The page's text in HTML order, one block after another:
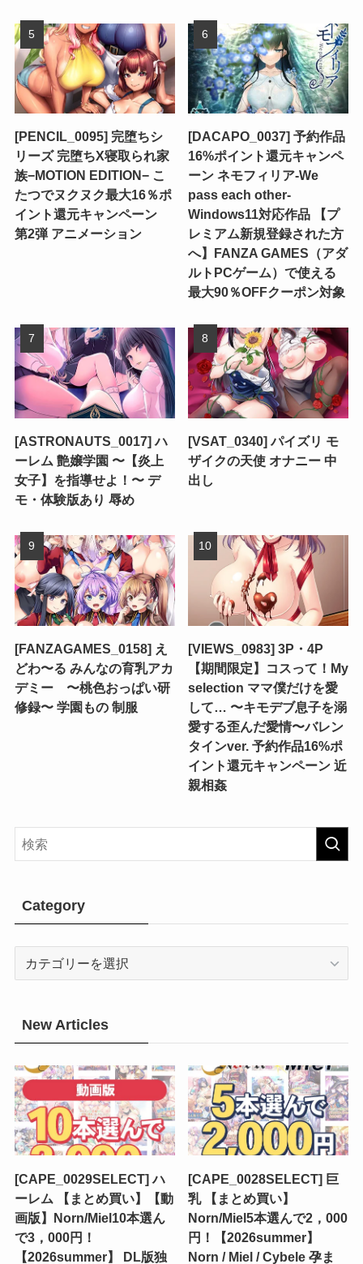
[PENCIL_0095] 完堕ちシ
リーズ 完堕ちX寝取られ家
族−MOTION EDITION− こ
たつでヌクヌク最大16％ポ
イント還元キャンペーン
第2弾 アニメーション
[DACAPO_0037] 予約作品
16%ポイント還元キャンペ
ーン ネモフィリア-We
pass each other-
Windows11対応作品 【プ
レミアム新規登録された方
へ】FANZA GAMES（アダ
ルトPCゲーム）で使える
最大90％OFFクーポン対象
[ASTRONAUTS_0017] ハ
ーレム 艶嬢学園 〜【炎上
女子】を指導せよ！〜 デ
モ・体験版あり 辱め
[VSAT_0340] パイズリ モ
ザイクの天使 オナニー 中
出し
[FANZAGAMES_0158] え
どわ〜る みんなの育乳アカ
デミー 〜桃色おっぱい研
修録〜 学園もの 制服
[VIEWS_0983] 3P・4P
【期間限定】コスって！My
selection ママ僕だけを愛
して… 〜キモデブ息子を溺
愛する歪んだ愛情〜バレン
タインver. 予約作品16%ポ
イント還元キャンペーン 近
親相姦
Category
Category
New Articles
[CAPE_0029SELECT] ハ
ーレム 【まとめ買い】【動
画版】Norn/Miel10本選ん
で3，000円！
【2026summer】 DL版独
[CAPE_0028SELECT] 巨
乳 【まとめ買い】
Norn/Miel5本選んで2，000
円！【2026summer】
Norn / Miel / Cybele 孕ま